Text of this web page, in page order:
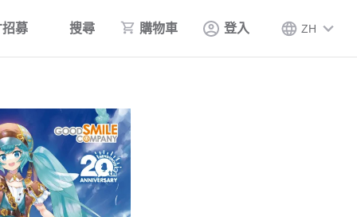
募 搜尋 購物車 登入 ZH